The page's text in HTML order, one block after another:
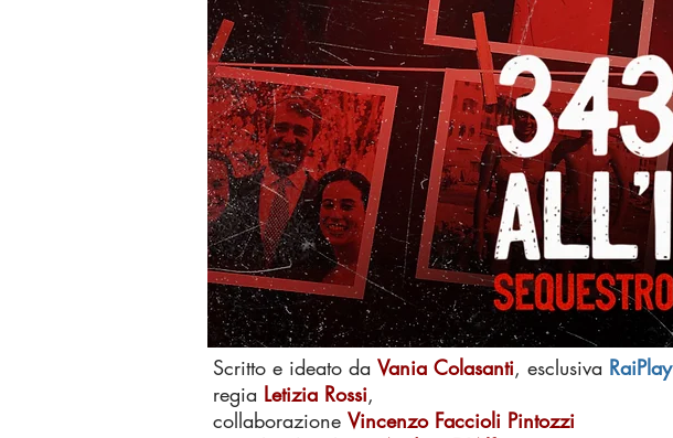
Scritto e ideato da Vania Colasanti, esclusiva RaiPlay
regia Letizia Rossi,
collaborazione Vincenzo Faccioli Pintozzi